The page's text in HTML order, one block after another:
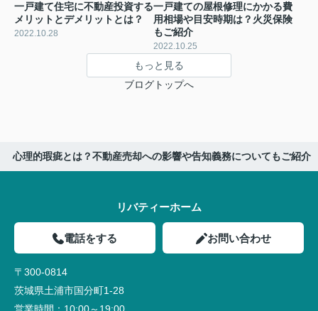
一戸建て住宅に不動産投資する
メリットとデメリットとは？
2022.10.28
一戸建ての屋根修理にかかる費
用相場や目安時期は？火災保険
もご紹介
2022.10.25
もっと見る
ブログトップへ
心理的瑕疵とは？不動産売却への影響や告知義務についてもご紹介
リバティーホーム
電話をする お問い合わせ
〒300-0814
茨城県土浦市国分町1-28